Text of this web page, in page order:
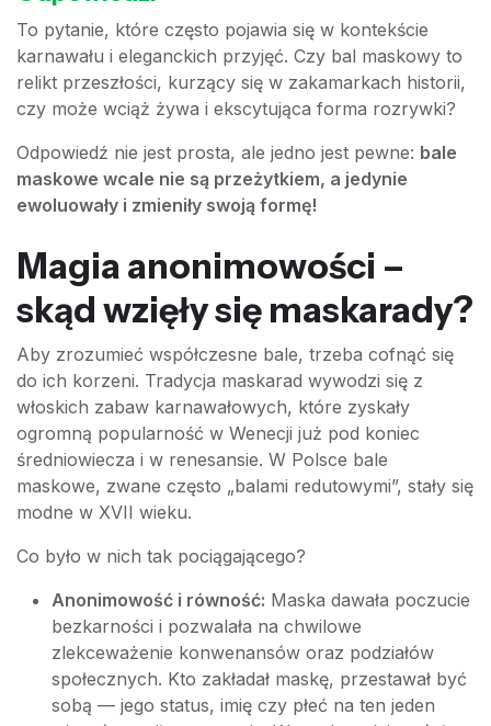
To pytanie, które często pojawia się w kontekście
karnawału i eleganckich przyjęć. Czy bal maskowy to
relikt przeszłości, kurzący się w zakamarkach historii,
czy może wciąż żywa i ekscytująca forma rozrywki?
Odpowiedź nie jest prosta, ale jedno jest pewne: bale
maskowe wcale nie są przeżytkiem, a jedynie
ewoluowały i zmieniły swoją formę!
Magia anonimowości –
skąd wzięły się maskarady?
Aby zrozumieć współczesne bale, trzeba cofnąć się
do ich korzeni. Tradycja maskarad wywodzi się z
włoskich zabaw karnawałowych, które zyskały
ogromną popularność w Wenecji już pod koniec
średniowiecza i w renesansie. W Polsce bale
maskowe, zwane często „balami redutowymi”, stały się
modne w XVII wieku.
Co było w nich tak pociągającego?
Anonimowość i równość: Maska dawała poczucie
bezkarności i pozwalała na chwilowe
zlekceważenie konwenansów oraz podziałów
społecznych. Kto zakładał maskę, przestawał być
sobą — jego status, imię czy płeć na ten jeden